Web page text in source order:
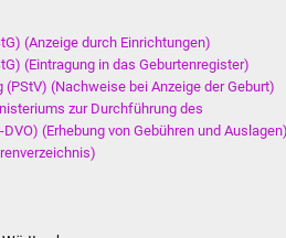
(Anzeige durch Einrichtungen)
(Eintragung in das Geburtenregister)
(Nachweise bei Anzeige der Geburt)
zur Durchführung des
(Erhebung von Gebühren und